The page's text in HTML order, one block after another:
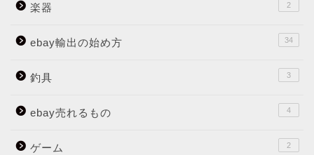
楽器 2
ebay輸出の始め方 34
釣具 3
ebay売れるもの 4
ゲーム 2